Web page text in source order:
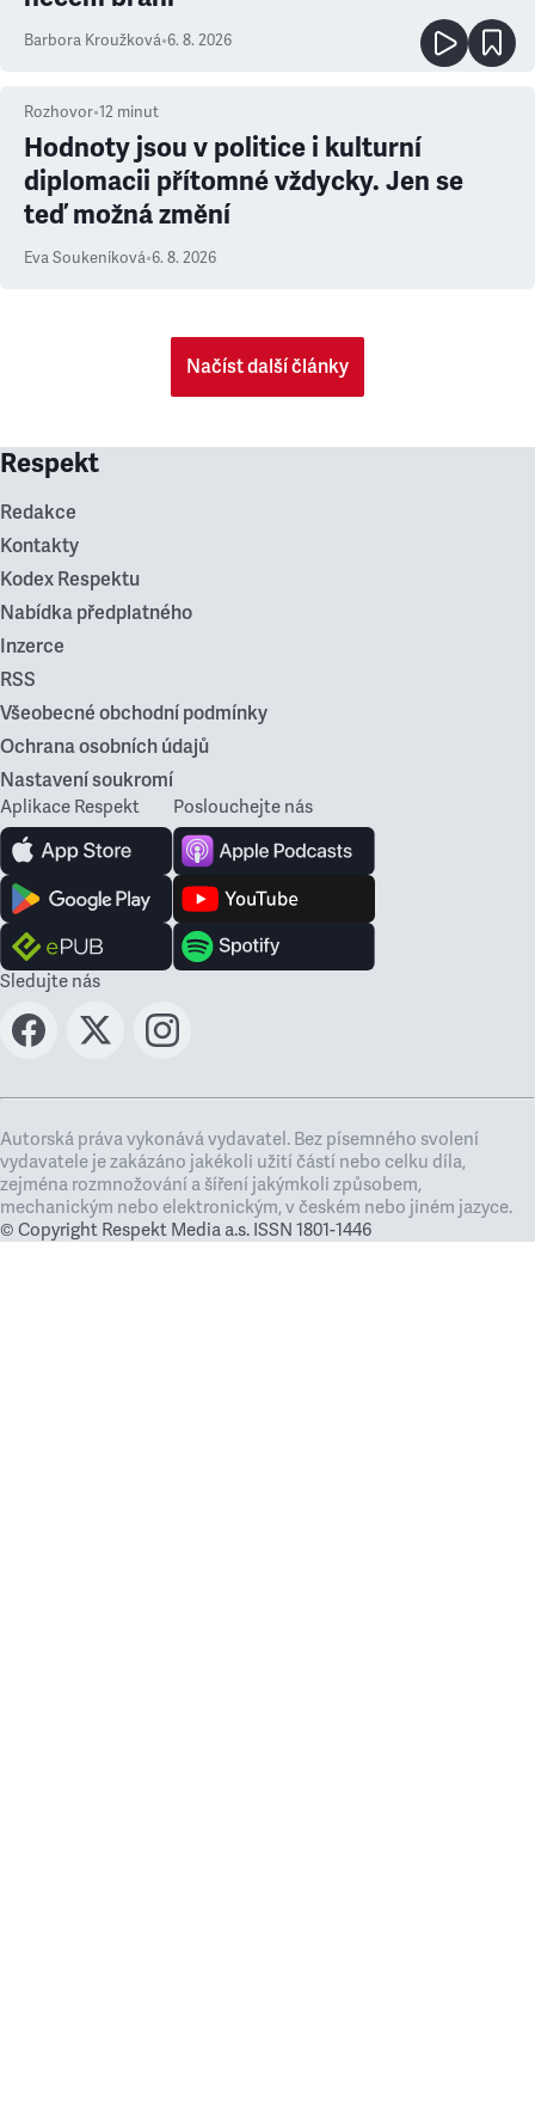
Barbora Kroužková•6. 8. 2026
Rozhovor•12 minut
Hodnoty jsou v politice i kulturní
diplomacii přítomné vždycky. Jen se
teď možná změní
Eva Soukeníková•6. 8. 2026
Načíst další články
Respekt
Redakce
Kontakty
Kodex Respektu
Nabídka předplatného
Inzerce
RSS
Všeobecné obchodní podmínky
Ochrana osobních údajů
Nastavení soukromí
Aplikace Respekt Poslouchejte nás
Sledujte nás
Autorská práva vykonává vydavatel. Bez písemného svolení
vydavatele je zakázáno jakékoli užití částí nebo celku díla,
zejména rozmnožování a šíření jakýmkoli způsobem,
mechanickým nebo elektronickým, v českém nebo jiném jazyce.
© Copyright Respekt Media a.s. ISSN 1801-1446